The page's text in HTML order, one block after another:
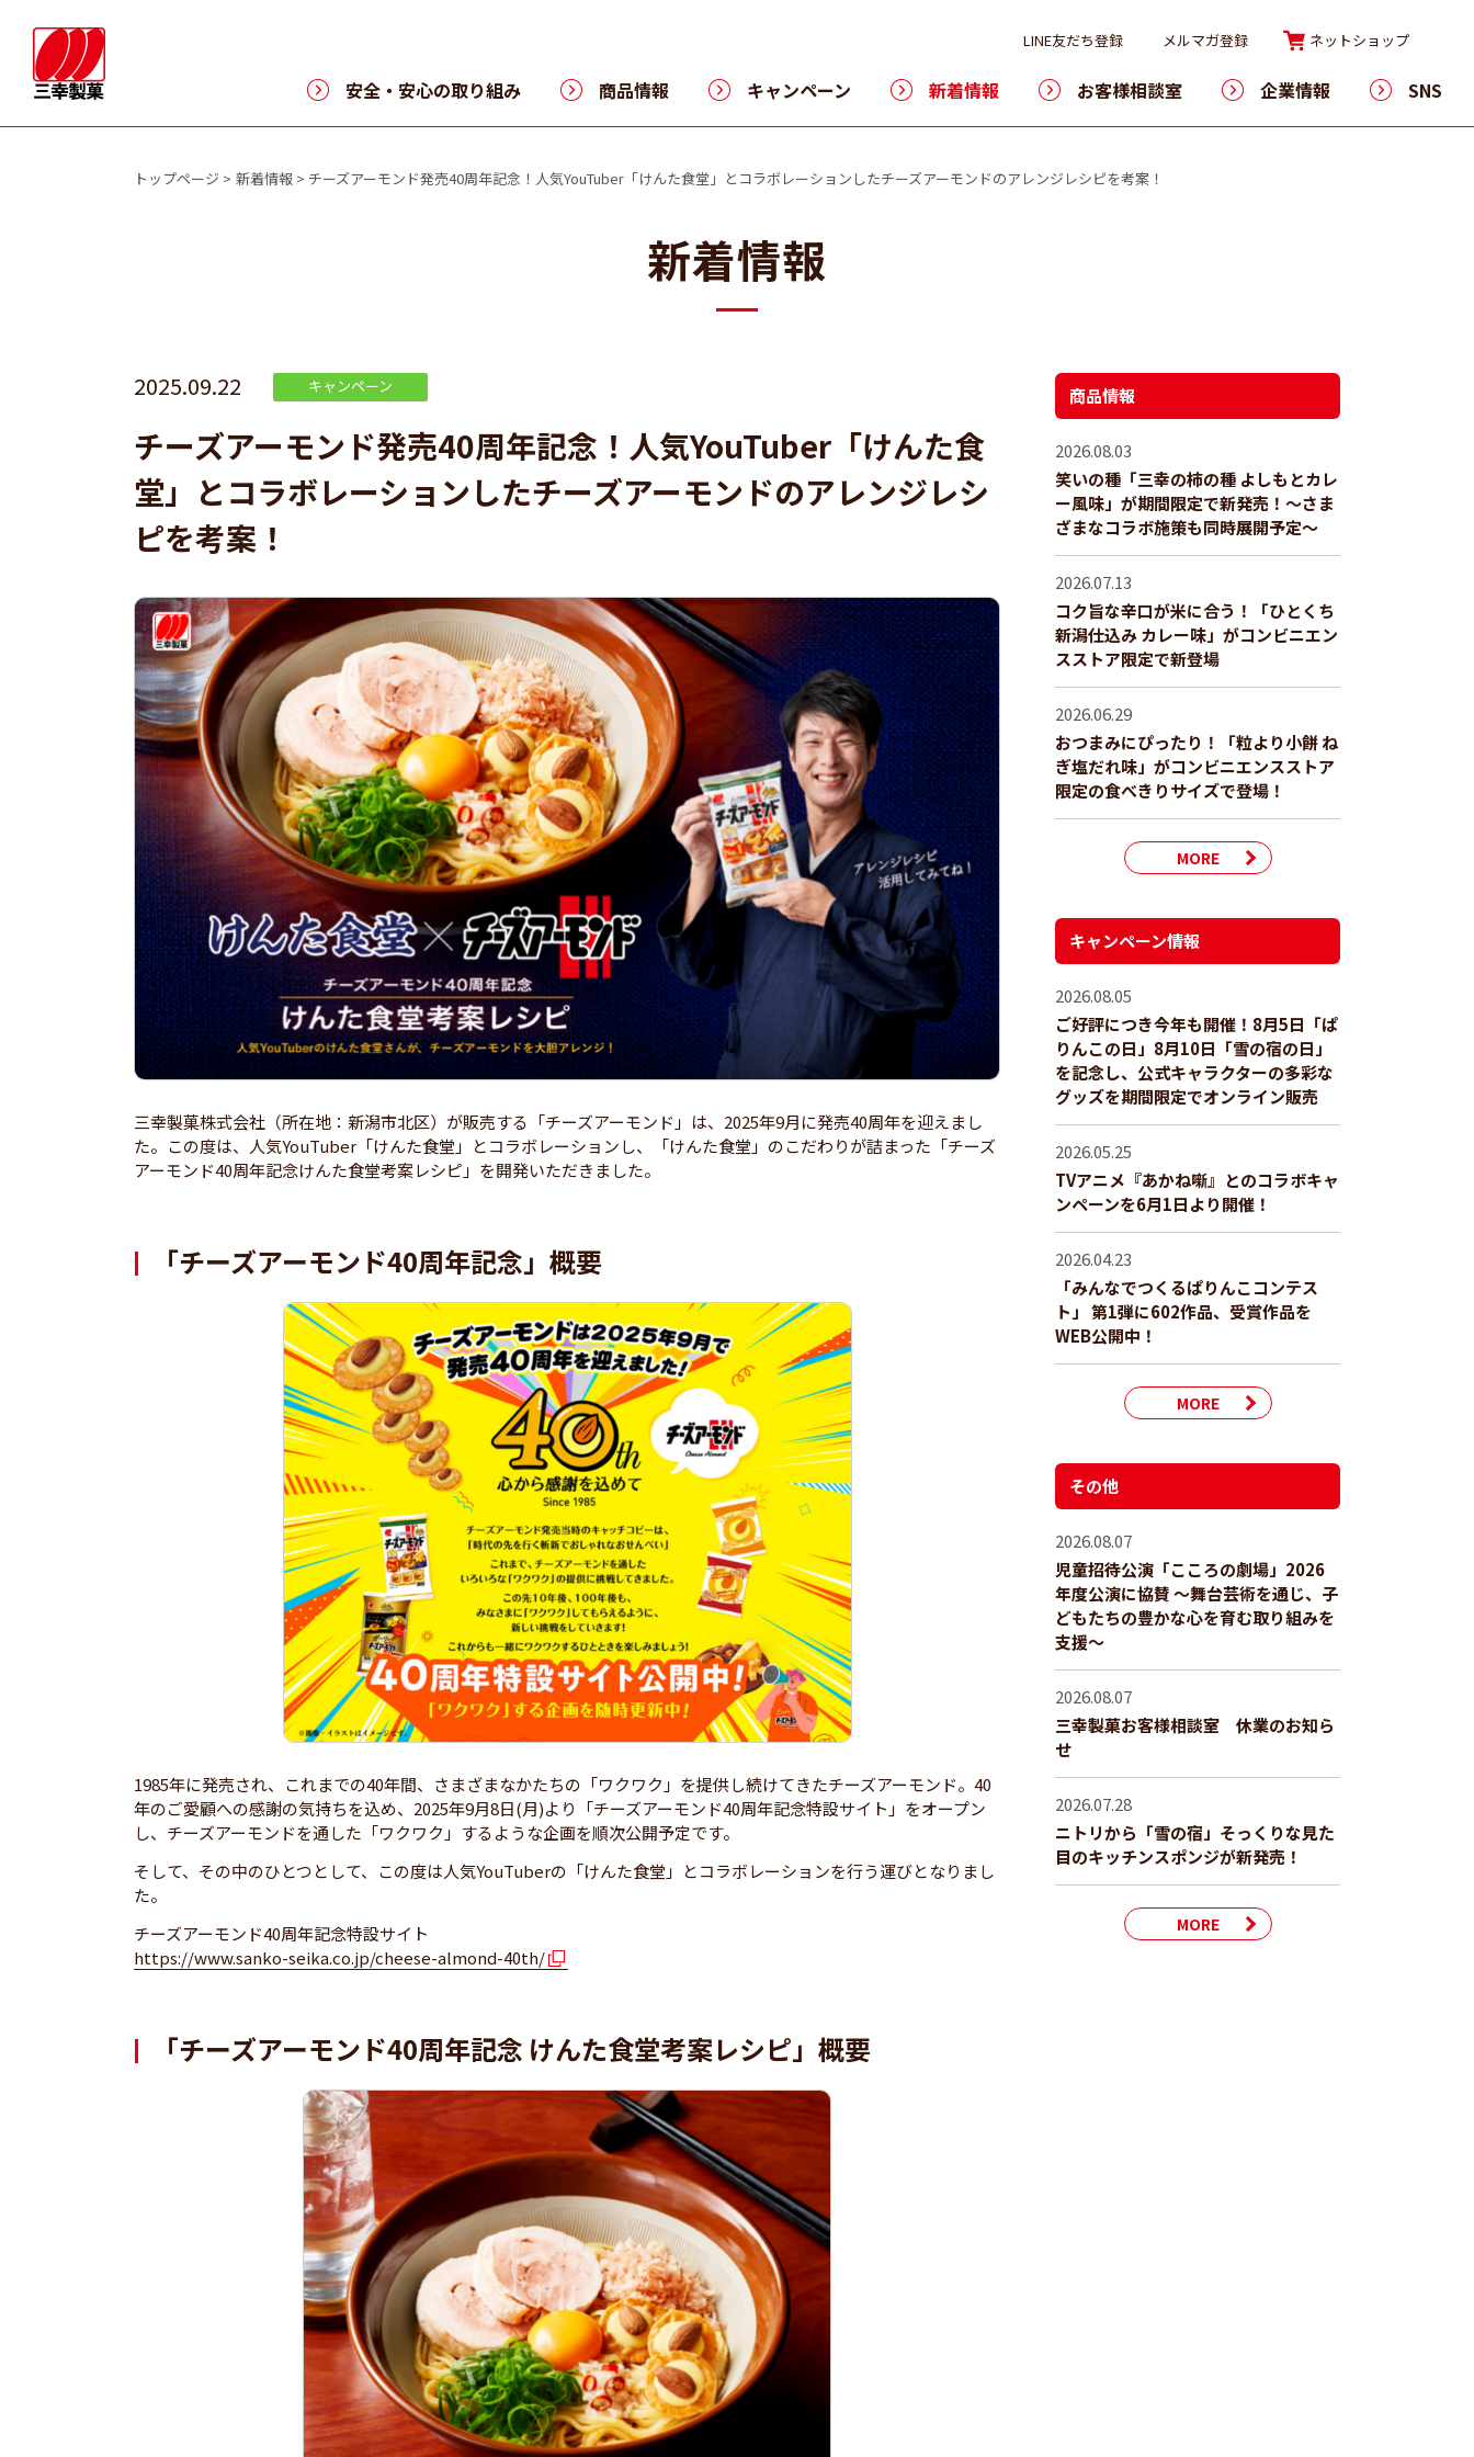
LINE友だち登録 メルマガ登録 ネットショップ
安全・安心の取り組み 商品情報 キャンペーン 新着情報 お客様相談室 企業情報 SNS
トップページ 新着情報 チーズアーモンド発売40周年記念！人気YouTuber「けんた食堂」とコラボレーションしたチーズアーモンドのアレンジレシピを考案！
新着情報
2025.09.22 キャンペーン
チーズアーモンド発売40周年記念！人気YouTuber「けんた食
堂」とコラボレーションしたチーズアーモンドのアレンジレシ
ピを考案！
三幸製菓株式会社（所在地：新潟市北区）が販売する「チーズアーモンド」は、2025年9月に発売40周年を迎えまし
た。この度は、人気YouTuber「けんた食堂」とコラボレーションし、「けんた食堂」のこだわりが詰まった「チーズ
アーモンド40周年記念けんた食堂考案レシピ」を開発いただきました。
「チーズアーモンド40周年記念」概要
1985年に発売され、これまでの40年間、さまざまなかたちの「ワクワク」を提供し続けてきたチーズアーモンド。40
年のご愛顧への感謝の気持ちを込め、2025年9月8日(月)より「チーズアーモンド40周年記念特設サイト」をオープン
し、チーズアーモンドを通した「ワクワク」するような企画を順次公開予定です。
そして、その中のひとつとして、この度は人気YouTuberの「けんた食堂」とコラボレーションを行う運びとなりまし
た。
チーズアーモンド40周年記念特設サイト
https://www.sanko-seika.co.jp/cheese-almond-40th/
「チーズアーモンド40周年記念 けんた食堂考案レシピ」概要
商品情報
2026.08.03
笑いの種「三幸の柿の種 よしもとカレ
ー風味」が期間限定で新発売！～さま
ざまなコラボ施策も同時展開予定～
2026.07.13
コク旨な辛口が米に合う！「ひとくち
新潟仕込み カレー味」がコンビニエン
スストア限定で新登場
2026.06.29
おつまみにぴったり！「粒より小餅 ね
ぎ塩だれ味」がコンビニエンスストア
限定の食べきりサイズで登場！
MORE
キャンペーン情報
2026.08.05
ご好評につき今年も開催！8月5日「ぱ
りんこの日」8月10日「雪の宿の日」
を記念し、公式キャラクターの多彩な
グッズを期間限定でオンライン販売
2026.05.25
TVアニメ『あかね噺』とのコラボキャ
ンペーンを6月1日より開催！
2026.04.23
「みんなでつくるぱりんこコンテス
ト」 第1弾に602作品、受賞作品を
WEB公開中！
MORE
その他
2026.08.07
児童招待公演「こころの劇場」2026
年度公演に協賛 ～舞台芸術を通じ、子
どもたちの豊かな心を育む取り組みを
支援～
2026.08.07
三幸製菓お客様相談室 休業のお知ら
せ
2026.07.28
ニトリから「雪の宿」そっくりな見た
目のキッチンスポンジが新発売！
MORE